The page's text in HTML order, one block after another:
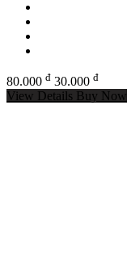
80.000 đ 30.000 đ
View Details Buy Now